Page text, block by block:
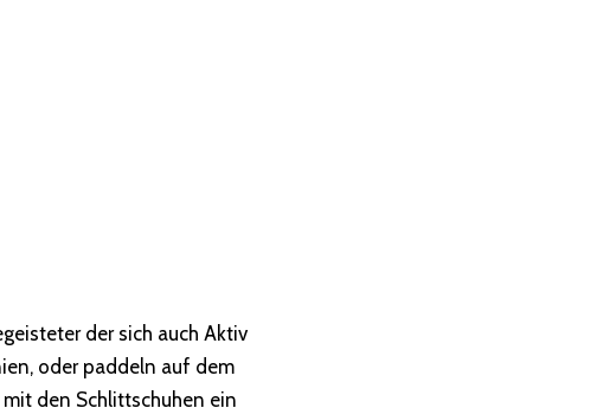
der sich auch Aktiv
oder paddeln auf dem
den Schlittschuhen ein